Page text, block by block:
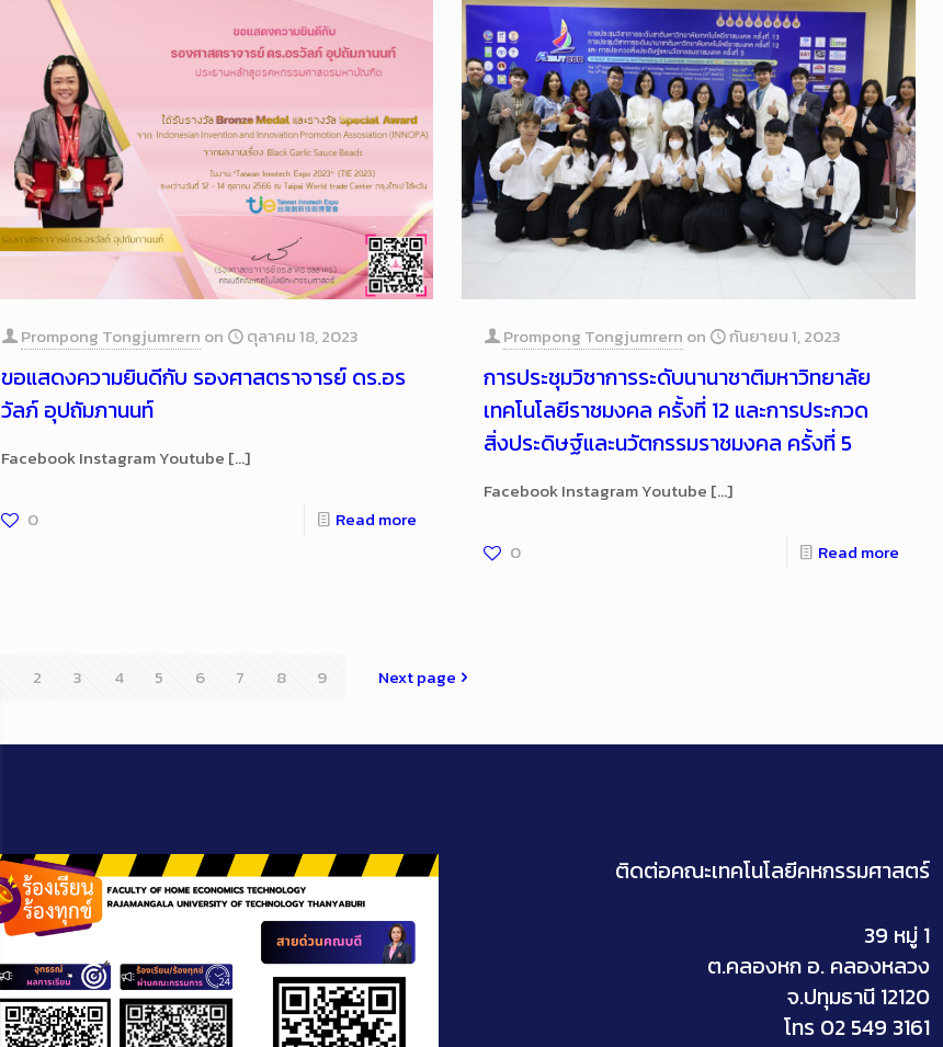
Prompong Tongjumrern on ตุลาคม 18, 2023
ขอแสดงความยินดีกับ รองศาสตราจารย์ ดร.อร
วัลภ์ อุปถัมภานนท์
Facebook Instagram Youtube […]
0 Read more
Prompong Tongjumrern on กันยายน 1, 2023
การประชุมวิชาการระดับนานาชาติมหาวิทยาลัย
เทคโนโลยีราชมงคล ครั้งที่ 12 และการประกวด
สิ่งประดิษฐ์และนวัตกรรมราชมงคล ครั้งที่ 5
Facebook Instagram Youtube […]
0 Read more
2 3 4 5 6 7 8 9 Next page
ติดต่อคณะเทคโนโลยีคหกรรมศาสตร์
39 หมู่ 1
ต.คลองหก อ. คลองหลวง
จ.ปทุมธานี 12120
โทร 02 549 3161